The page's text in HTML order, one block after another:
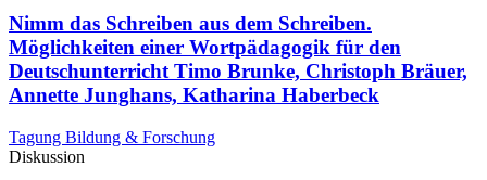
Nimm das Schreiben aus dem Schreiben.
Möglichkeiten einer Wortpädagogik für den
Deutschunterricht Timo Brunke, Christoph Bräuer,
Annette Junghans, Katharina Haberbeck
Tagung Bildung & Forschung
Diskussion